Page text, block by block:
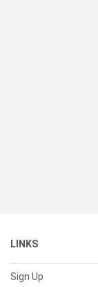
LINKS
Sign Up